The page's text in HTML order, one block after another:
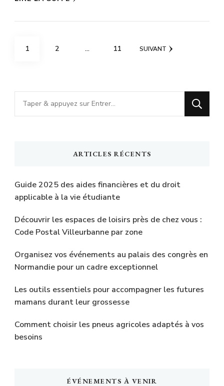
Pagination
PAGE
1 PAGE
2 … PAGE
11 SUIVANT
Vous
recherchiez
ARTICLES RÉCENTS
Guide 2025 des aides financières et du droit
applicable à la vie étudiante
Découvrir les espaces de loisirs près de chez vous :
Code Postal Villeurbanne par zone
Organisez vos événements au palais des congrès en
Normandie pour un cadre exceptionnel
Les outils essentiels pour accompagner les futures
mamans durant leur grossesse
Comment choisir les pneus agricoles adaptés à vos
besoins
ÉVÉNEMENTS À VENIR